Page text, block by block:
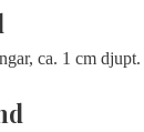
ca. 1 cm djupt.